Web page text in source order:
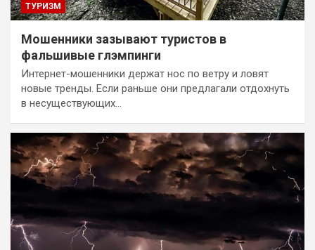
ТУРИЗМ
Мошенники зазывают туристов в
фальшивые глэмпинги
Интернет-мошенники держат нос по ветру и ловят
новые тренды. Если раньше они предлагали отдохнуть
в несуществующих…